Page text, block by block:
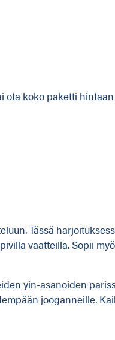
ota koko paketti
Tässä
vaatteilla. Sopii
yin-asanoiden
jooganneille.